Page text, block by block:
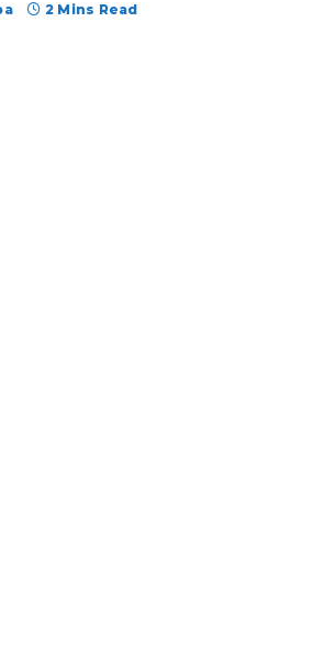
2 Mins Read